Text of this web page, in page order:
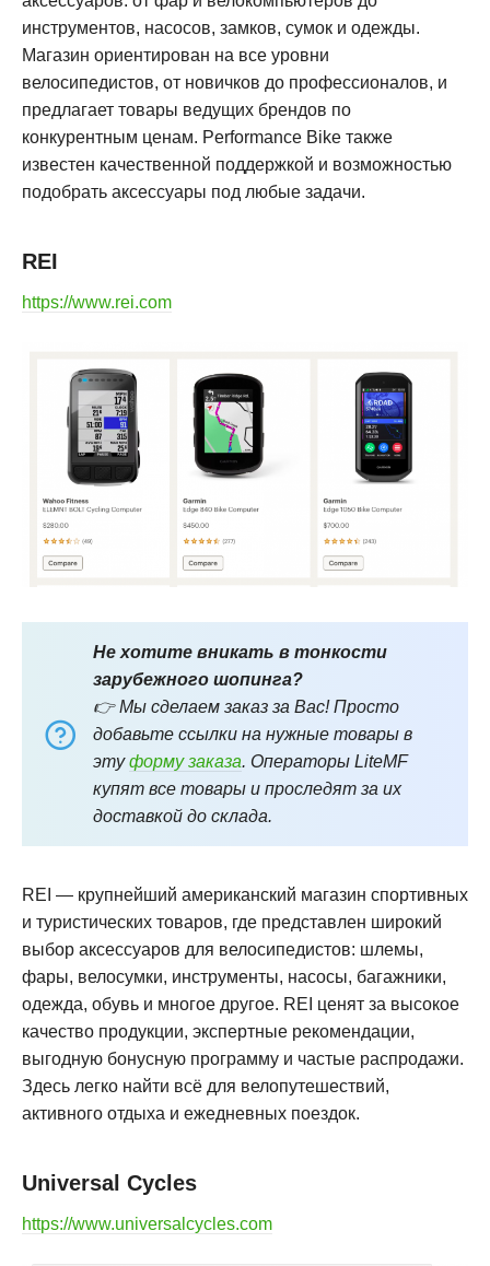
инструментов, насосов, замков, сумок и одежды.
Магазин ориентирован на все уровни
велосипедистов, от новичков до профессионалов, и
предлагает товары ведущих брендов по
конкурентным ценам. Performance Bike также
известен качественной поддержкой и возможностью
подобрать аксессуары под любые задачи.
REI
https://www.rei.com
Не хотите вникать в тонкости
зарубежного шопинга?
👉 Мы сделаем заказ за Вас! Просто
добавьте ссылки на нужные товары в
этуформу заказа. Операторы LiteMF
купят все товары и проследят за их
доставкой до склада.
REI — крупнейший американский магазин спортивных
и туристических товаров, где представлен широкий
выбор аксессуаров для велосипедистов: шлемы,
фары, велосумки, инструменты, насосы, багажники,
одежда, обувь и многое другое. REI ценят за высокое
качество продукции, экспертные рекомендации,
выгодную бонусную программу и частые распродажи.
Здесь легко найти всё для велопутешествий,
активного отдыха и ежедневных поездок.
Universal Cycles
https://www.universalcycles.com